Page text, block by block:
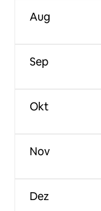
Aug
Sep
Okt
Nov
Dez